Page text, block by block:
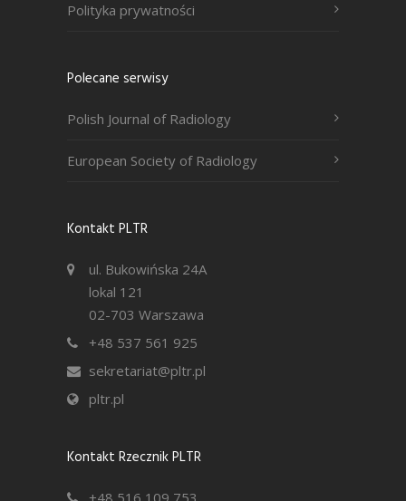
Polityka prywatności
Polecane serwisy
Polish Journal of Radiology
European Society of Radiology
Kontakt PLTR
ul. Bukowińska 24A
lokal 121
02-703 Warszawa
+48 537 561 925
sekretariat@pltr.pl
pltr.pl
Kontakt Rzecznik PLTR
+48 516 109 753